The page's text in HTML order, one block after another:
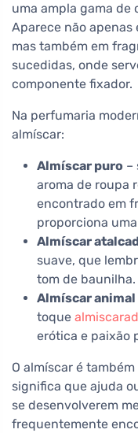
uma ampla gama de
Aparece não apenas
mas também em
sucedidas, onde
componente fixador.
Na perfumaria
almíscar:
Almíscar puro –
aroma de roupa
encontrado em
proporciona
Almíscar
suave, que
tom de baunilha.
Almíscar animal
toque
erótica e paixão
O almíscar é também
significa que ajuda
se desenvolverem
frequentemente